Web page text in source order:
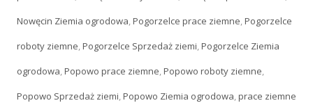
Nowęcin Ziemia ogrodowa,Pogorzelce prace ziemne,Pogorzelce
roboty ziemne,Pogorzelce Sprzedaż ziemi,Pogorzelce Ziemia
ogrodowa,Popowo prace ziemne,Popowo roboty ziemne,
Popowo Sprzedaż ziemi,Popowo Ziemia ogrodowa,prace ziemne